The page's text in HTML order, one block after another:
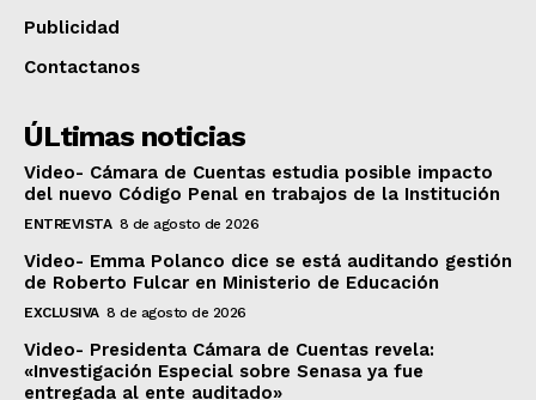
Publicidad
Contactanos
ÚLtimas noticias
Video- Cámara de Cuentas estudia posible impacto
del nuevo Código Penal en trabajos de la Institución
ENTREVISTA 8 de agosto de 2026
Video- Emma Polanco dice se está auditando gestión
de Roberto Fulcar en Ministerio de Educación
EXCLUSIVA 8 de agosto de 2026
Video- Presidenta Cámara de Cuentas revela:
«Investigación Especial sobre Senasa ya fue
entregada al ente auditado»